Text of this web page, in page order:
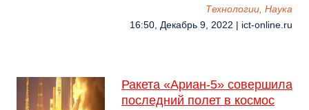
Технологии, Наука
16:50, Декабрь 9, 2022 | ict-online.ru
Ракета «Ариан-5» совершила
последний полет в космос